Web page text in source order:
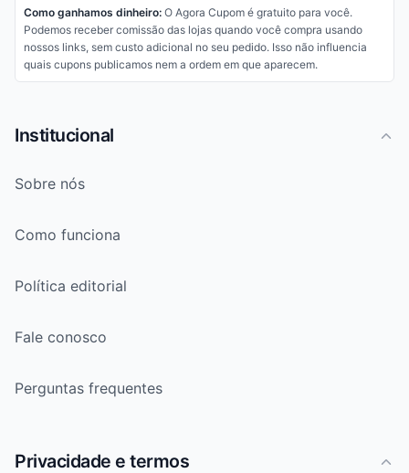
Como ganhamos dinheiro:O Agora Cupom é gratuito para você.
Podemos receber comissão das lojas quando você compra usando
nossos links, sem custo adicional no seu pedido. Isso não influencia
quais cupons publicamos nem a ordem em que aparecem.
Institucional
Sobre nós
Como funciona
Política editorial
Fale conosco
Perguntas frequentes
Privacidade e termos